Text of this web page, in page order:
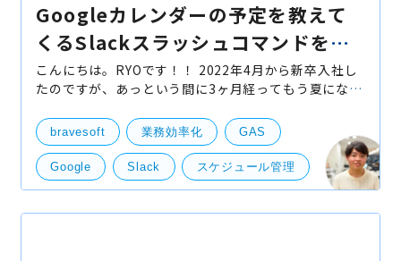
Googleカレンダーの予定を教えて
くるSlackスラッシュコマンドを作
ってみた！
こんにちは。RYOです！！ 2022年4月から新卒入社し
たのですが、あっという間に3ヶ月経ってもう夏になっ
前にインターン時代にもこちらのブログを投稿させて
いた
bravesoft 業務効率化 GAS
Google Slack スケジュール管理